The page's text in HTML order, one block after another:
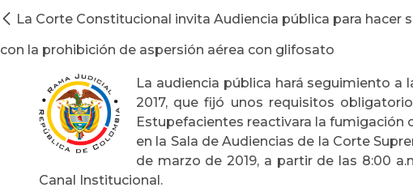
La Corte Constitucional invita Audiencia pública para hacer
con la prohibición de aspersión aérea con glifosato
La audiencia pública hará seguimiento a
2017, que fijó unos requisitos
Estupefacientes reactivara la fumigación
en la Sala de Audiencias de la Corte
de marzo de 2019, a partir de las 8:00
Canal Institucional.